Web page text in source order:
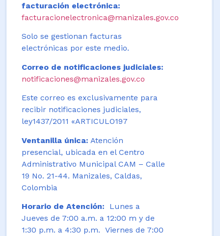
facturación electrónica:
facturacionelectronica@manizales.gov.co
Solo se gestionan facturas
electrónicas por este medio.
Correo de notificaciones judiciales:
notificaciones@manizales.gov.co
Este correo es exclusivamente para
recibir notificaciones judiciales,
ley1437/2011 «ARTICULO197
Ventanilla única: Atención
presencial, ubicada en el Centro
Administrativo Municipal CAM – Calle
19 No. 21-44. Manizales, Caldas,
Colombia
Horario de Atención:
Lunes a
Jueves de 7:00 a.m. a 12:00 m y de
1:30 p.m. a 4:30 p.m. Viernes de 7:00